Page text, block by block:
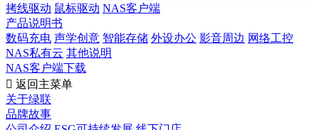
拷线驱动 鼠标驱动 NAS客户端
产品说明书
数码充电 声学创意 智能存储 外设办公 影音周边 网络工控
NAS私有云 其他说明
NAS客户端下载
 返回主菜单
关于绿联
品牌故事